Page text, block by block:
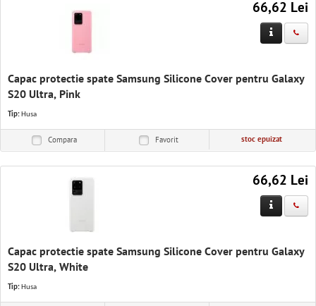
66,62 Lei
Capac protectie spate Samsung Silicone Cover pentru Galaxy
S20 Ultra, Pink
Tip: Husa
Compara Favorit stoc epuizat
66,62 Lei
Capac protectie spate Samsung Silicone Cover pentru Galaxy
S20 Ultra, White
Tip: Husa